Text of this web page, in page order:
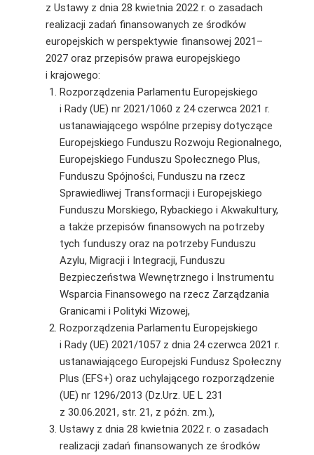
z Ustawy z dnia 28 kwietnia 2022 r. o zasadach
realizacji zadań finansowanych ze środków
europejskich w perspektywie finansowej 2021–
2027 oraz przepisów prawa europejskiego
i krajowego:
Rozporządzenia Parlamentu Europejskiego
i Rady (UE) nr 2021/1060 z 24 czerwca 2021 r.
ustanawiającego wspólne przepisy dotyczące
Europejskiego Funduszu Rozwoju Regionalnego,
Europejskiego Funduszu Społecznego Plus,
Funduszu Spójności, Funduszu na rzecz
Sprawiedliwej Transformacji i Europejskiego
Funduszu Morskiego, Rybackiego i Akwakultury,
a także przepisów finansowych na potrzeby
tych funduszy oraz na potrzeby Funduszu
Azylu, Migracji i Integracji, Funduszu
Bezpieczeństwa Wewnętrznego i Instrumentu
Wsparcia Finansowego na rzecz Zarządzania
Granicami i Polityki Wizowej,
Rozporządzenia Parlamentu Europejskiego
i Rady (UE) 2021/1057 z dnia 24 czerwca 2021 r.
ustanawiającego Europejski Fundusz Społeczny
Plus (EFS+) oraz uchylającego rozporządzenie
(UE) nr 1296/2013 (Dz.Urz. UE L 231
z 30.06.2021, str. 21, z późn. zm.),
Ustawy z dnia 28 kwietnia 2022 r. o zasadach
realizacji zadań finansowanych ze środków